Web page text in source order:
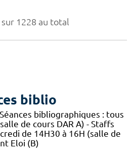
1228 au total
biblio
bibliographiques : tous
de cours DAR A) - Staffs
de 14H30 à 16H (salle de
Eloi (B)